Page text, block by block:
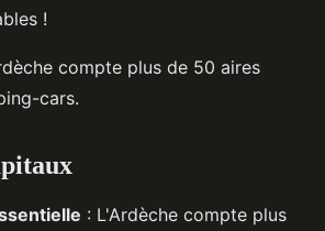
!
compte plus de 50 aires
cars.
: L'Ardèche compte plus